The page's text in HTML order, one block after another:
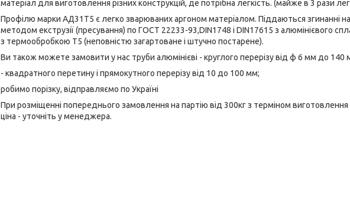
матеріал для виготовлення різних конструкцій, де потрібна легкість. (майже в 3 рази
Профілю марки АД31Т5 є легко зварюваних аргоном матеріалом. Піддаються згинанні
методом екструзії (пресування) по ГОСТ 22233-93,DIN1748 і DIN17615 з алюмінієвого
з термообробкою Т5 (неповністю загартоване і штучно постарене).
Ви також можете замовити у нас труби алюмінієві - круглого перерізу від ф 6 мм до 140
- квадратного перетину і прямокутного перерізу від 10 до 100 мм;
робимо порізку, відправляємо по Україні
При розміщенні попереднього замовлення на партію від 300кг з терміном виготовлення
ціна - уточніть у менеджера.